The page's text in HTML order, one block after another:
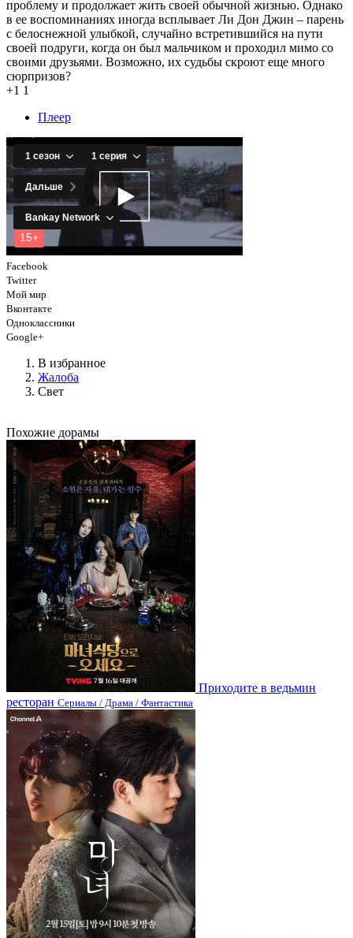
проблему и продолжает жить своей обычной жизнью. Однако
в ее воспоминаниях иногда всплывает Ли Дон Джин – парень
с белоснежной улыбкой, случайно встретившийся на пути
своей подруги, когда он был мальчиком и проходил мимо со
своими друзьями. Возможно, их судьбы скроют еще много
сюрпризов?
+1 1
Плеер
Facebook
Twitter
Мой мир
Вконтакте
Одноклассники
Google+
В избранное
Жалоба
Свет
Похожие дорамы
Приходите в ведьмин
ресторан Сериалы / Драма / Фантастика